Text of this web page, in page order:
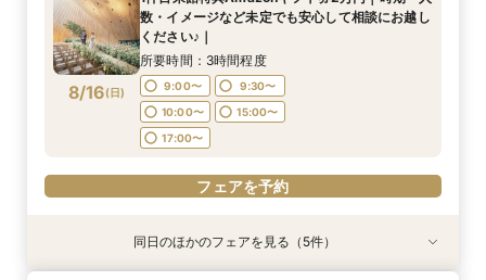
8/15 土
所要時間：2時間程度
9:00〜
15:00〜
17:00〜
フェアを予約
8/15 土
所要時間：2時間30分程度
9:00〜
15:00〜
17:00〜
フェアを予約
8/15 土
所要時間：3時間程度
9:00〜
10:00〜
15:00〜
17:00〜
フェアを予約
8/15 土
9:00〜
9:30〜
10:00〜
17:00〜
フェアを予約
8/16(日)
数・イメージなど未定でも安心して相談にお越し
ください♪｜
所要時間：3時間程度
9:00〜
9:30〜
10:00〜
15:00〜
17:00〜
フェアを予約
特典あり
特典あり
特典あり
特典あり
特典あり同日のほかのフェアを見る（5件）